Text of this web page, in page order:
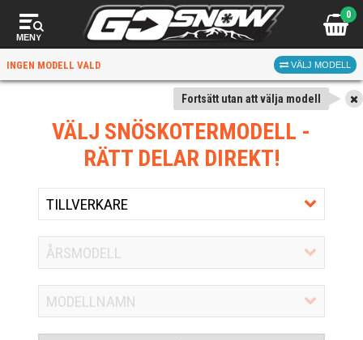
MENY
0
INGEN MODELL VALD VÄLJ MODELL
Fortsätt utan att välja modell
VÄLJ SNÖSKOTERMODELL -
RÄTT DELAR DIREKT!